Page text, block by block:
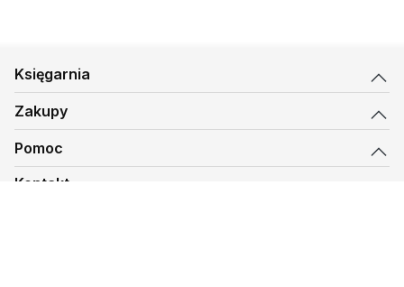
Księgarnia
Zakupy
Pomoc
Kontakt